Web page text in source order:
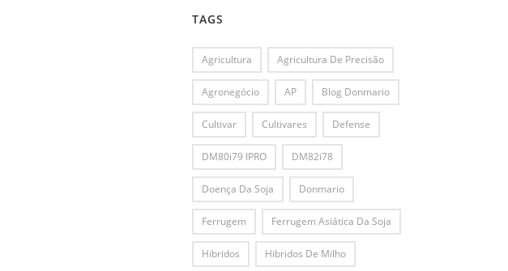
TAGS
Agricultura Agricultura De Precisão
Agronegócio AP Blog Donmario
Cultivar Cultivares Defense
DM80i79 IPRO DM82i78
Doença Da Soja Donmario
Ferrugem Ferrugem Asiática Da Soja
Hibridos Hibridos De Milho